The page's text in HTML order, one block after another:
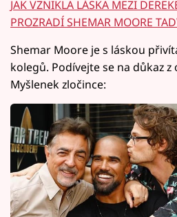
JAK VZNIKLA LÁSKA MEZI
PROZRADÍ SHEMAR MOORE
Shemar Moore je s láskou
kolegů. Podívejte se na důkaz
Myšlenek zločince: